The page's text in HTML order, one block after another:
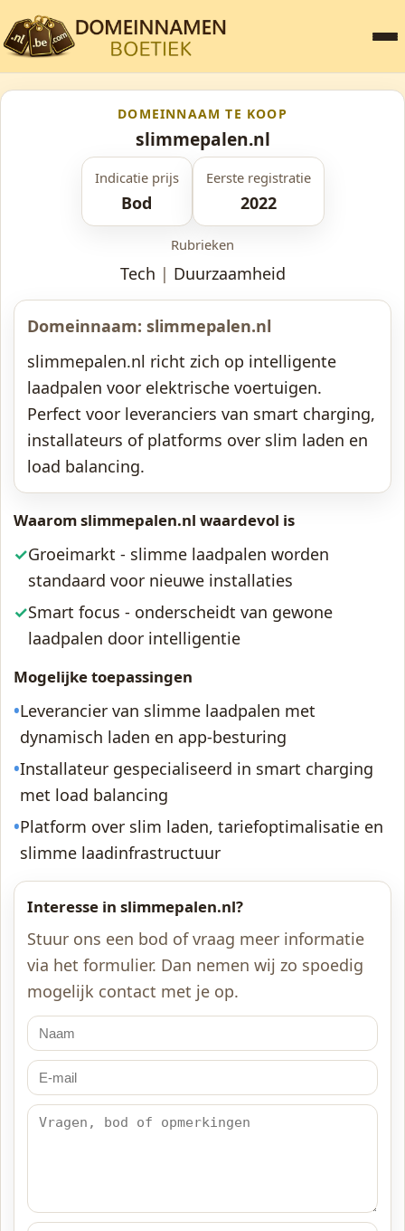
DOMEINNAAM TE KOOP
slimmepalen.nl
Indicatie prijs
Bod
Eerste registratie
2022
Rubrieken
Tech | Duurzaamheid
Domeinnaam: slimmepalen.nl
slimmepalen.nl richt zich op intelligente
laadpalen voor elektrische voertuigen.
Perfect voor leveranciers van smart charging,
installateurs of platforms over slim laden en
load balancing.
Waarom slimmepalen.nl waardevol is
✓Groeimarkt - slimme laadpalen worden
standaard voor nieuwe installaties
✓Smart focus - onderscheidt van gewone
laadpalen door intelligentie
Mogelijke toepassingen
•Leverancier van slimme laadpalen met
dynamisch laden en app-besturing
•Installateur gespecialiseerd in smart charging
met load balancing
•Platform over slim laden, tariefoptimalisatie en
slimme laadinfrastructuur
Interesse in slimmepalen.nl?
Stuur ons een bod of vraag meer informatie
via het formulier. Dan nemen wij zo spoedig
mogelijk contact met je op.